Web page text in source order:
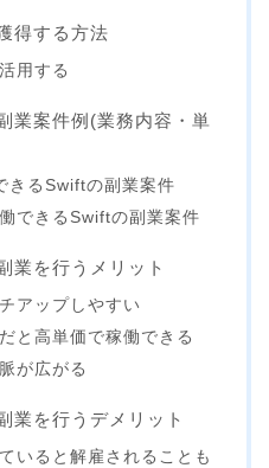
得する方法
用する
業案件例(業務内容・単
きるSwiftの副業案件
できるSwiftの副業案件
業を行うメリット
アップしやすい
と高単価で稼働できる
が広がる
業を行うデメリット
いると解雇されることも